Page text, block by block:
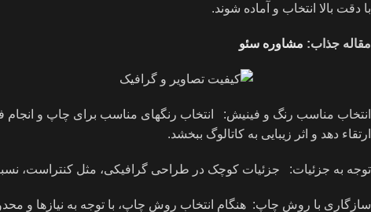
با دقت بالا انتخاب و آماده شوند.
مقاله جذاب: مشاوره سئو
ارتقاء دهد و اثر زیبایی به کاتالوگ ببخشد.
توجه به جزئیات: جزئیات کوچک در طراحی گرافیکی، مثل کنتراست،
سازگاری با روش چاپ: هنگام انتخاب روش چاپ، با توجه به نیازها و